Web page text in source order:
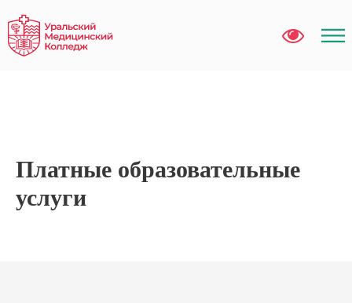
Платные образовательные
услуги